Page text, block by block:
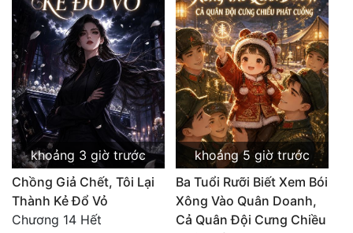
khoảng 3 giờ trước
Chồng Giả Chết, Tôi Lại
Thành Kẻ Đổ Vỏ
Chương 14 Hết
khoảng 5 giờ trước
Ba Tuổi Rưỡi Biết Xem Bói
Xông Vào Quân Doanh,
Cả Quân Đội Cưng Chiều